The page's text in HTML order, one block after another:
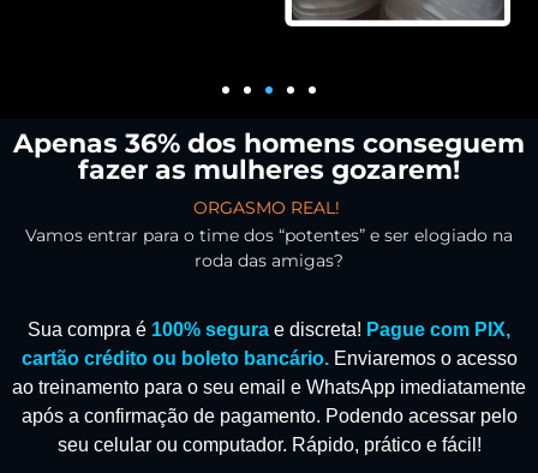
Apenas 36% dos homens conseguem
fazer as mulheres gozarem!
ORGASMO REAL!
Vamos entrar para o time dos “potentes” e ser elogiado na
roda das amigas?
Sua compra é 100% segura e discreta! Pague com PIX,
cartão crédito ou boleto bancário. Enviaremos o acesso
ao treinamento para o seu email e WhatsApp imediatamente
após a confirmação de pagamento. Podendo acessar pelo
seu celular ou computador. Rápido, prático e fácil!